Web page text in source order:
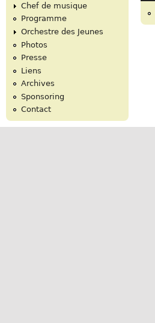
Chef de musique
Programme
Orchestre des Jeunes
Photos
Presse
Liens
Archives
Sponsoring
Contact